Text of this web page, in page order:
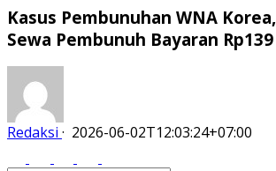
Kasus Pembunuhan WNA
Sewa Pembunuh Bayaran
Redaksi · 2026-06-02T12:03:24+07:00